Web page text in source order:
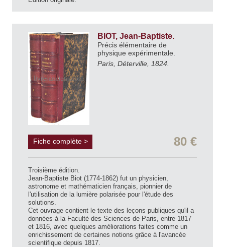
BIOT, Jean-Baptiste.
Précis élémentaire de
physique expérimentale.
Paris, Déterville, 1824.
Fiche complète > 80 €
Troisième édition.
Jean-Baptiste Biot (1774-1862) fut un physicien,
astronome et mathématicien français, pionnier de
l'utilisation de la lumière polarisée pour l'étude des
solutions.
Cet ouvrage contient le texte des leçons publiques qu'il a
données à la Faculté des Sciences de Paris, entre 1817
et 1816, avec quelques améliorations faites comme un
enrichissement de certaines notions grâce à l'avancée
scientifique depuis 1817.